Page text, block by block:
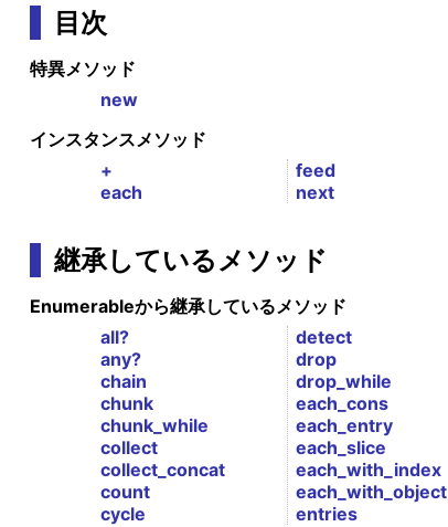
目次
特異メソッド
new
インスタンスメソッド
+
each
feed
next
継承しているメソッド
Enumerableから継承しているメソッド
all?
any?
chain
chunk
chunk_while
collect
collect_concat
count
cycle
detect
drop
drop_while
each_cons
each_entry
each_slice
each_with_index
each_with_object
entries